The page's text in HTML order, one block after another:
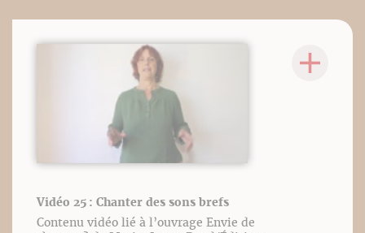
Vidéo 25 : Chanter des sons brefs
Contenu vidéo lié à l’ouvrage Envie de